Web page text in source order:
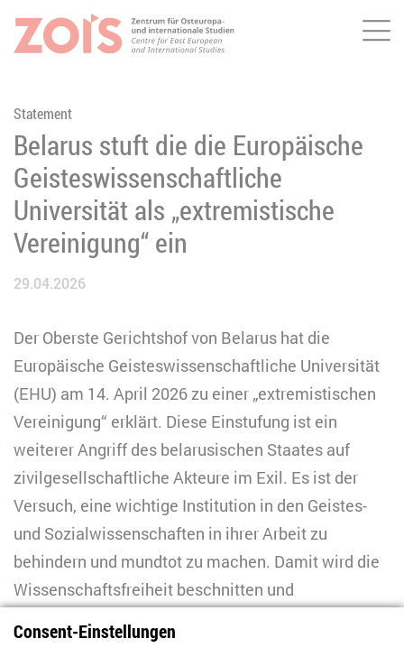
ZUM HAUPTINHALT SPRINGEN
ZUR SUCHE SPRINGEN
Statement
Belarus stuft die die Europäische
Geisteswissenschaftliche
Universität als „extremistische
Vereinigung“ ein
29.04.2026
Der Oberste Gerichtshof von Belarus hat die
Europäische Geisteswissenschaftliche Universität
(EHU) am 14. April 2026 zu einer „extremistischen
Vereinigung“ erklärt. Diese Einstufung ist ein
weiterer Angriff des belarusischen Staates auf
zivilgesellschaftliche Akteure im Exil. Es ist der
Versuch, eine wichtige Institution in den Geistes-
und Sozialwissenschaften in ihrer Arbeit zu
behindern und mundtot zu machen. Damit wird die
Wissenschaftsfreiheit beschnitten und
behindert.
Consent-Einstellungen